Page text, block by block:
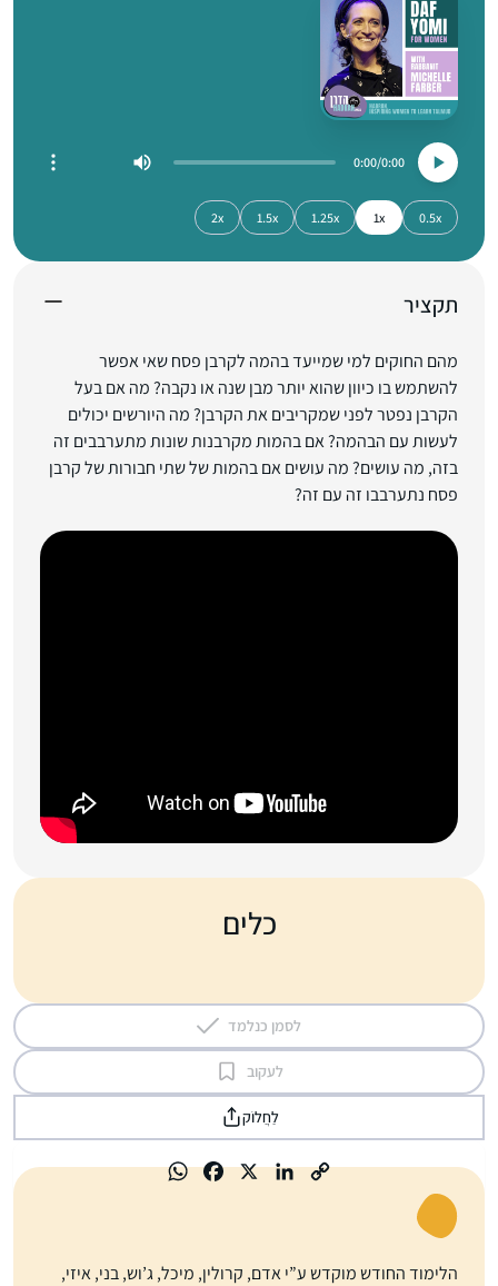
0:00
0:00
0.5x
1x
1.25x
1.5x
2x
תקציר
מהם החוקים למי שמייעד בהמה לקרבן פסח שאי אפשר
להשתמש בו כיוון שהוא יותר מבן שנה או נקבה? מה אם בעל
הקרבן נפטר לפני שמקריבים את הקרבן? מה היורשים יכולים
לעשות עם הבהמה? אם בהמות מקרבנות שונות מתערבבים זה
בזה, מה עושים? מה עושים אם בהמות של שתי חבורות של קרבן
פסח נתערבבו זה עם זה?
כלים
לסמן כנלמד
לעקוב
לַחֲלוֹק
הלימוד החודש מוקדש ע”י אדם, קרולין, מיכל, ג’וש, בני, איזי,